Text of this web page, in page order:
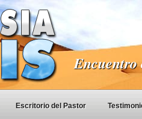
Encuentro
Escritorio del Pastor